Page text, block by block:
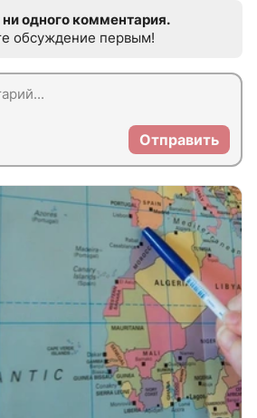
ни одного комментария.
обсуждение первым!
Отправить